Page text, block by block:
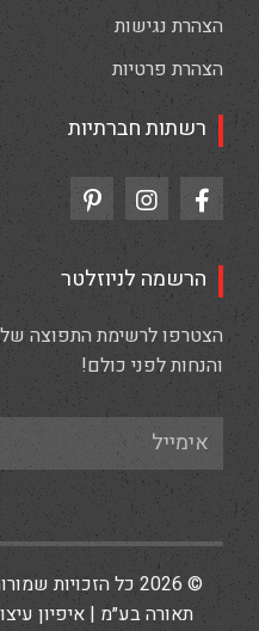
הצהרת נגישות
הצהרת פרטיות
רשתות חברתיות
הרשמה לניוזלטר
הצטרפו לרשימת התפוצה
והנחות לפני כולם!
תאורה בע״מ | איפיון